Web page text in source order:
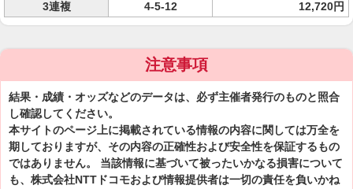
3連複
4-5-12 12,720円
注意事項
結果・成績・オッズなどのデータは、必ず主催者発行のものと照合
し確認してください。
本サイトのページ上に掲載されている情報の内容に関しては万全を
期しておりますが、その内容の正確性および安全性を保証するもの
ではありません。 当該情報に基づいて被ったいかなる損害について
も、株式会社NTTドコモおよび情報提供者は一切の責任を負いかね